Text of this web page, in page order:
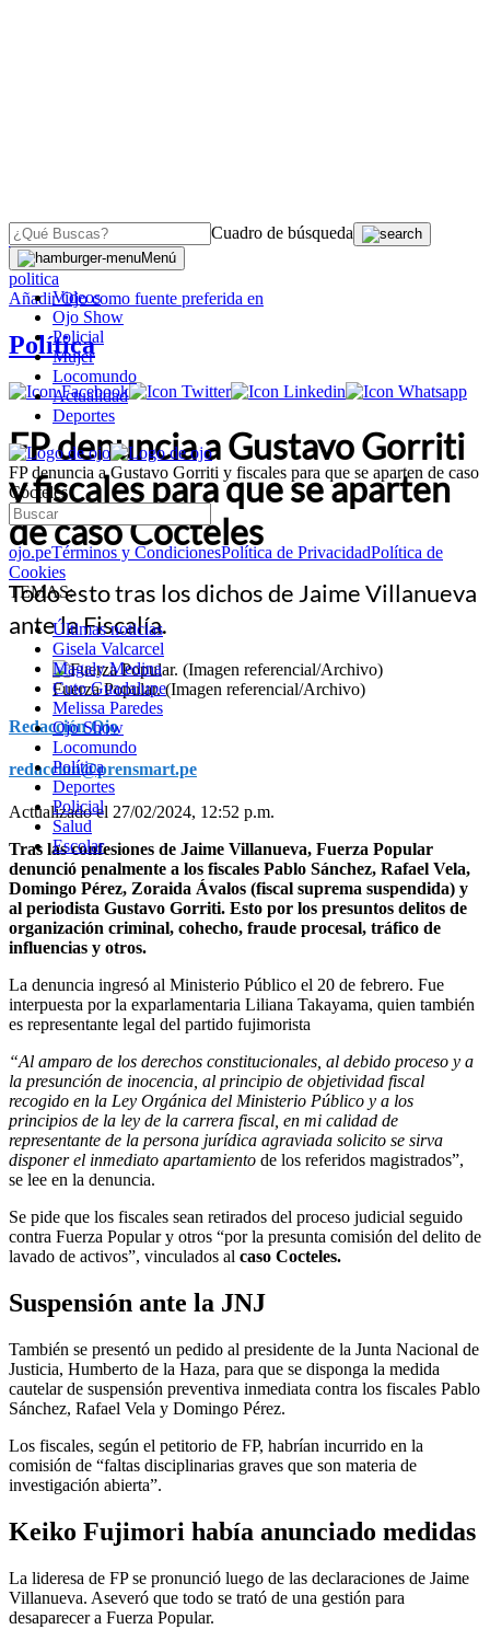
Cuadro de búsqueda
Menú
Videos
Ojo Show
Policial
Mujer
Locomundo
Actualidad
Deportes
FP denuncia a Gustavo Gorriti y fiscales para que se aparten de caso
Cócteles
ojo.peTérminos y CondicionesPolítica de PrivacidadPolítica de
Cookies
TEMAS:
Últimas noticias
Gisela Valcarcel
Magaly Medina
Cuto Guadalupe
Melissa Paredes
Ojo Show
Locomundo
Política
Deportes
Policial
Salud
Escolar
OJO
politica
AñadirOjocomo fuente preferida en
Política
FP denuncia a Gustavo Gorriti
y fiscales para que se aparten
de caso Cócteles
Todo esto tras los dichos de Jaime Villanueva
ante la Fiscalía.
Fuerza Popular. (Imagen referencial/Archivo)
Redacción Ojo
redaccion@prensmart.pe
Actualizado el 27/02/2024, 12:52 p.m.
Tras las confesiones de Jaime Villanueva, Fuerza Popular
denunció penalmente a los fiscales Pablo Sánchez, Rafael Vela,
Domingo Pérez, Zoraida Ávalos (fiscal suprema suspendida) y
al periodista Gustavo Gorriti. Esto por los presuntos delitos de
organización criminal, cohecho, fraude procesal, tráfico de
influencias y otros.
La denuncia ingresó al Ministerio Público el 20 de febrero. Fue
interpuesta por la exparlamentaria Liliana Takayama, quien también
es representante legal del partido fujimorista
“Al amparo de los derechos constitucionales, al debido proceso y a
la presunción de inocencia, al principio de objetividad fiscal
recogido en la Ley Orgánica del Ministerio Público y a los
principios de la ley de la carrera fiscal, en mi calidad de
representante de la persona jurídica agraviada solicito se sirva
disponer el inmediato apartamiento de los referidos magistrados”,
se lee en la denuncia.
Se pide que los fiscales sean retirados del proceso judicial seguido
contra Fuerza Popular y otros “por la presunta comisión del delito de
lavado de activos”, vinculados al caso Cocteles.
Suspensión ante la JNJ
También se presentó un pedido al presidente de la Junta Nacional de
Justicia, Humberto de la Haza, para que se disponga la medida
cautelar de suspensión preventiva inmediata contra los fiscales Pablo
Sánchez, Rafael Vela y Domingo Pérez.
Los fiscales, según el petitorio de FP, habrían incurrido en la
comisión de “faltas disciplinarias graves que son materia de
investigación abierta”.
Keiko Fujimori había anunciado medidas
La lideresa de FP se pronunció luego de las declaraciones de Jaime
Villanueva. Aseveró que todo se trató de una gestión para
desaparecer a Fuerza Popular.